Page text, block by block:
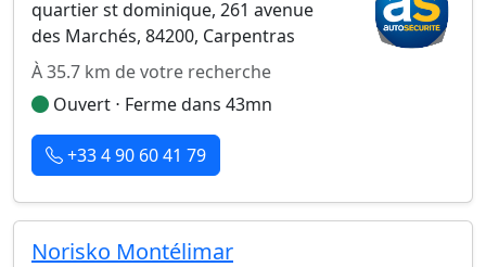
quartier st dominique, 261 avenue
des Marchés, 84200, Carpentras
À 35.7 km de votre recherche
Ouvert ⋅ Ferme dans 43mn
+33 4 90 60 41 79
Norisko Montélimar